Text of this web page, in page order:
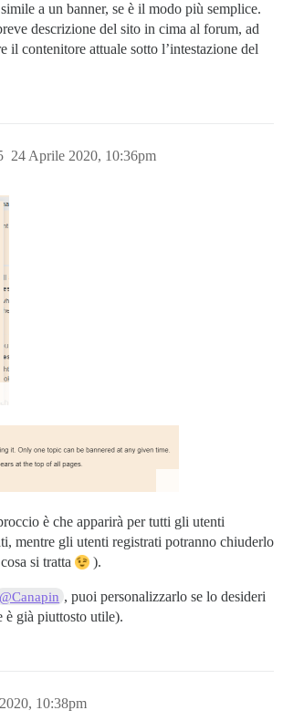
a un banner, se è il modo più semplice.
descrizione del sito in cima al forum, ad
il contenitore attuale sotto l’intestazione del
24 Aprile 2020, 10:36pm
è che apparirà per tutti gli utenti
mentre gli utenti registrati potranno chiuderlo
si tratta
).
@Canapin , puoi personalizzarlo se lo desideri
è già piuttosto utile).
10:38pm